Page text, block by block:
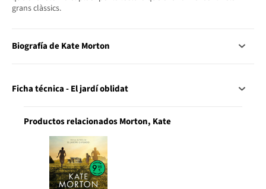
grans clàssics.
Biografía de Kate Morton
Ficha técnica - El jardí oblidat
Productos relacionados Morton, Kate